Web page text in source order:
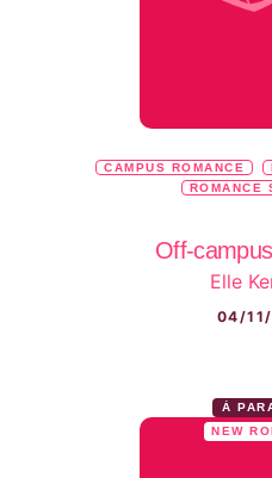
CAMPUS ROMANCE
ROMANCE
Off-
Elle
04/
À
NEW